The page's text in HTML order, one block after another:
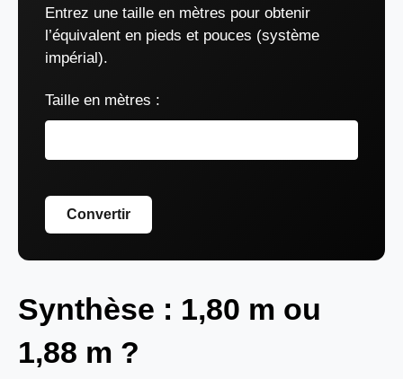
Entrez une taille en mètres pour obtenir
l’équivalent en pieds et pouces (système
impérial).
Taille en mètres :
Convertir
Synthèse : 1,80 m ou
1,88 m ?